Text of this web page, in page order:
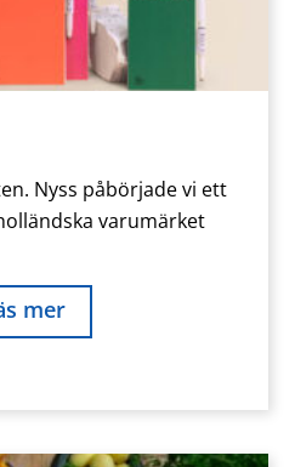
Nyss påbörjade vi ett
varumärket
mer